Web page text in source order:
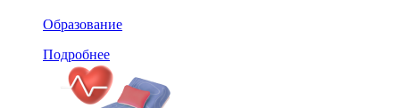
Образование
Подробнее